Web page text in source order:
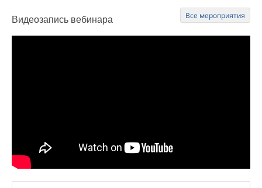
Все мероприятия
Видеозапись вебинара